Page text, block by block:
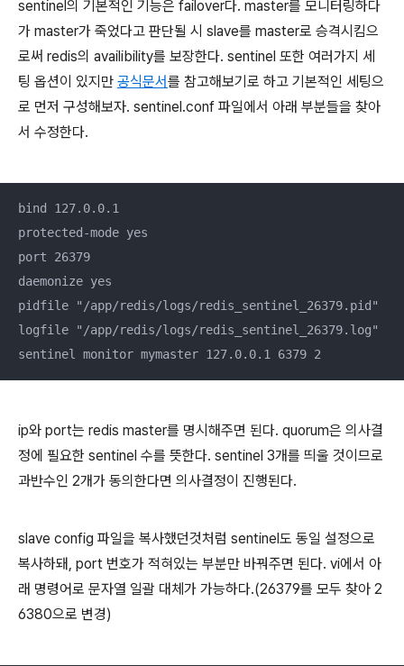
sentinel의 기본적인 기능은 failover다. master를 모니터링하다
가 master가 죽었다고 판단될 시 slave를 master로 승격시킴으
로써 redis의 availibility를 보장한다. sentinel 또한 여러가지 세
팅 옵션이 있지만 공식문서를 참고해보기로 하고 기본적인 세팅으
로 먼저 구성해보자. sentinel.conf 파일에서 아래 부분들을 찾아
서 수정한다.
bind 127.0.0.1
protected-mode yes
port 26379
daemonize yes
pidfile "/app/redis/logs/redis_sentinel_26379.pid"
logfile "/app/redis/logs/redis_sentinel_26379.log"
sentinel monitor mymaster 127.0.0.1 6379 2
ip와 port는 redis master를 명시해주면 된다. quorum은 의사결
정에 필요한 sentinel 수를 뜻한다. sentinel 3개를 띄울 것이므로
과반수인 2개가 동의한다면 의사결정이 진행된다.
slave config 파일을 복사했던것처럼 sentinel도 동일 설정으로
복사하돼, port 번호가 적혀있는 부분만 바꿔주면 된다. vi에서 아
래 명령어로 문자열 일괄 대체가 가능하다.(26379를 모두 찾아 2
6380으로 변경)